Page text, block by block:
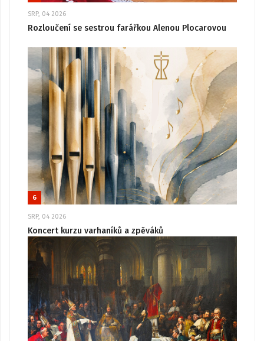
SRP, 04 2026
Rozloučení se sestrou farářkou Alenou Plocarovou
6
SRP, 04 2026
Koncert kurzu varhaníků a zpěváků